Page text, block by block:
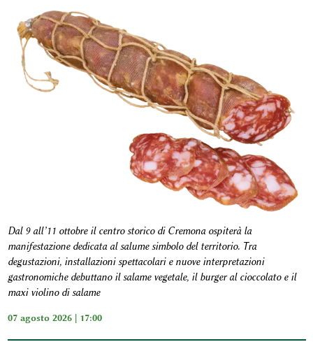
Dal 9 all’11 ottobre il centro storico di Cremona ospiterà la
manifestazione dedicata al salume simbolo del territorio. Tra
degustazioni, installazioni spettacolari e nuove interpretazioni
gastronomiche debuttano il salame vegetale, il burger al cioccolato e il
maxi violino di salame
07 agosto 2026 | 17:00